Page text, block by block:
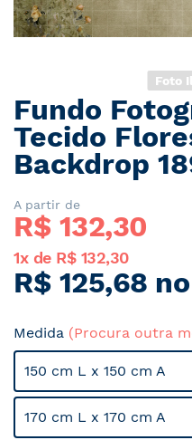
Foto
Saltar
para
o
início
Galeria
de
imagens
Fundo
Tecido
Backdrop
A partir de
R$ 132,30
1x de R$ 132,30
R$ 125,68
Medida (Procura outra
150 cm L x 150 cm A
170 cm L x 170 cm A